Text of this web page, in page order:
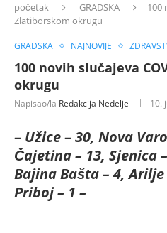
početak GRADSKA
100
Zlatiborskom okrugu
GRADSKA NAJNOVIJE
100 novih slučajeva
okrugu
Napisao/la Redakcija Nedelje 10.
– Užice – 30, Nova
Čajetina – 13, Sjenica
Bajina Bašta – 4, Arilje
Priboj – 1 –